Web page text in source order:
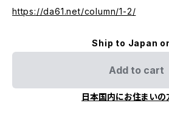
https://da61.net/column/1-2/
Ship to Japan
Add to cart
日本国内にお住まいの